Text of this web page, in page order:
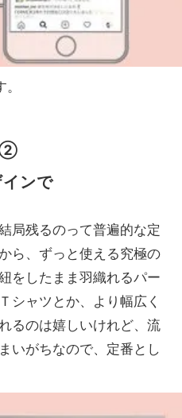
②
ンで
局残るのって普遍的な定
ら、ずっと使える究極の
をしたまま羽織れるパー
シャツとか、より幅広く
るのは嬉しいけれど、流
いがちなので、定番とし